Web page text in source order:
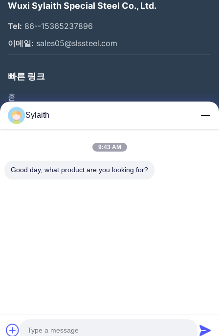
Wuxi Sylaith Special Steel Co., Ltd.
Tel: 86--15365237896
이메일: sales05@slssteel.com
빠른 링크
홈
제품 소개
동영상
공장 투어
©2026- Wuxi Sylaith Special Steel Co., Ltd.. . 판권 소유.
Sylaith
9:43 AM
Good day, what product are you looking for?